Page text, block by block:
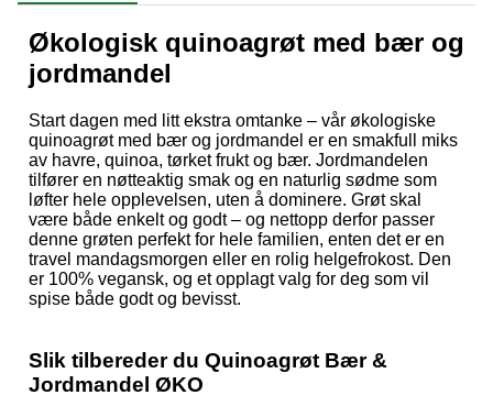
Økologisk quinoagrøt med bær og
jordmandel
Start dagen med litt ekstra omtanke – vår økologiske
quinoagrøt med bær og jordmandel er en smakfull miks
av havre, quinoa, tørket frukt og bær. Jordmandelen
tilfører en nøtteaktig smak og en naturlig sødme som
løfter hele opplevelsen, uten å dominere. Grøt skal
være både enkelt og godt – og nettopp derfor passer
denne grøten perfekt for hele familien, enten det er en
travel mandagsmorgen eller en rolig helgefrokost. Den
er 100% vegansk, og et opplagt valg for deg som vil
spise både godt og bevisst.
Slik tilbereder du Quinoagrøt Bær &
Jordmandel ØKO